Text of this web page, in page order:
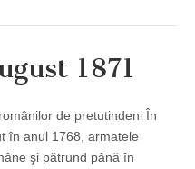
1871
de pretutindeni În
în anul 1768, armatele
şi pătrund până în